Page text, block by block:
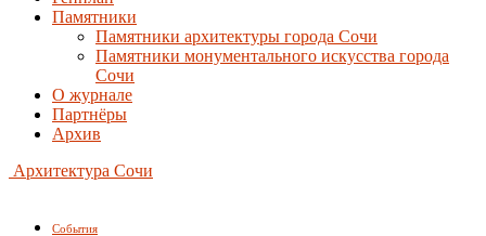
Памятники
Памятники архитектуры города Сочи
Памятники монументального искусства города
Сочи
О журнале
Партнёры
Архив
Архитектура Сочи
События